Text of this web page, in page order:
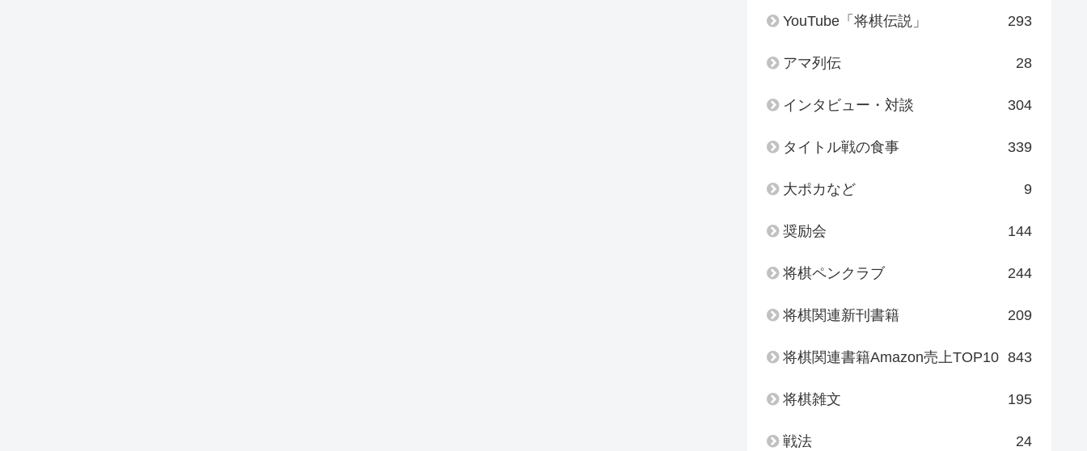
YouTube「将棋伝説」 293
アマ列伝 28
インタビュー・対談 304
タイトル戦の食事 339
大ポカなど 9
奨励会 144
将棋ペンクラブ 244
将棋関連新刊書籍 209
将棋関連書籍Amazon売上TOP10 843
将棋雑文 195
戦法 24